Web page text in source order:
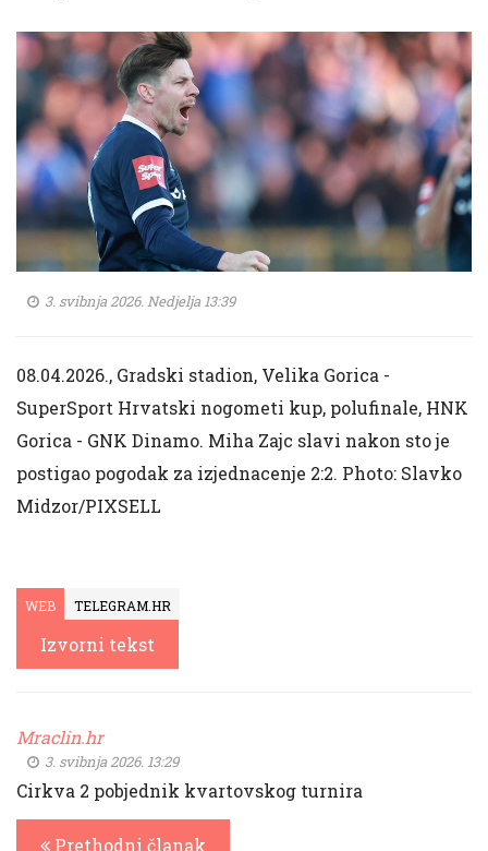
3. svibnja 2026. Nedjelja 13:39
08.04.2026., Gradski stadion, Velika Gorica -
SuperSport Hrvatski nogometi kup, polufinale, HNK
Gorica - GNK Dinamo. Miha Zajc slavi nakon sto je
postigao pogodak za izjednacenje 2:2. Photo: Slavko
Midzor/PIXSELL
WEB TELEGRAM.HR
Izvorni tekst
Mraclin.hr
3. svibnja 2026. 13:29
Cirkva 2 pobjednik kvartovskog turnira
Prethodni članak